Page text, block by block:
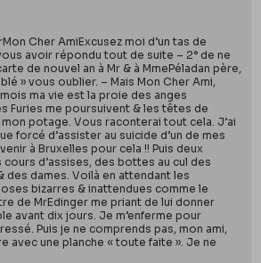
Cher AmiExcusez moi d’un tas de
avoir répondu tout de suite – 2° de ne
de nouvel an à Mr & à MmePéladan père,
» vous oublier. – Mais Mon Cher Ami,
ma vie est la proie des anges
Furies me poursuivent & les têtes de
potage. Vous raconterai tout cela. J’ai
forcé d’assister au suicide d’un de mes
à Bruxelles pour cela !! Puis deux
cours d’assises, des bottes au cul des
des dames. Voilà en attendant les
bizarres & inattendues comme le
de MrEdinger me priant de lui donner
avant dix jours. Je m’enferme pour
Puis je ne comprends pas, mon ami,
avec une planche « toute faite ». Je ne